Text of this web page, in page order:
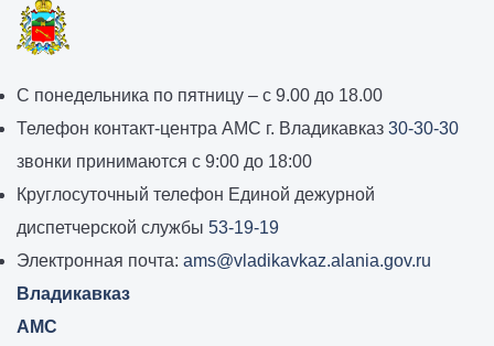
График
работы
администрации
местного
самоуправления
города
Владикавказ:
С понедельника по пятницу – с 9.00 до 18.00
Телефон контакт-центра АМС г. Владикавказ 30-30-30
звонки принимаются с 9:00 до 18:00
Круглосуточный телефон Единой дежурной
диспетчерской службы 53-19-19
Электронная почта: ams@vladikavkaz.alania.gov.ru
Владикавказ
АМС